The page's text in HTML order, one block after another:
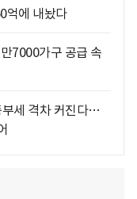
억에 내놨다
7000가구 공급 속
부세 격차 커진다…